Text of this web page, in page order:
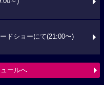
ドショーにて(21:00〜)
ールへ